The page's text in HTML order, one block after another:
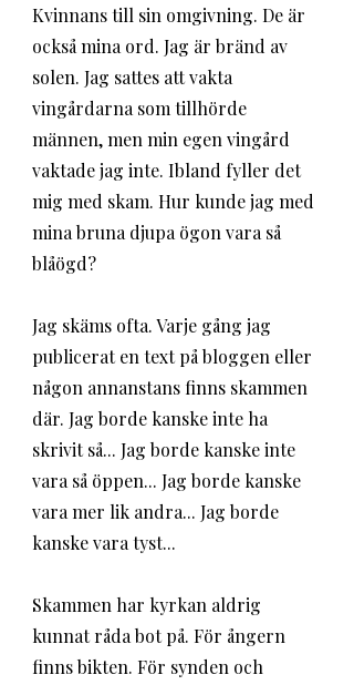
Kvinnans till sin omgivning. De är
också mina ord. Jag är bränd av
solen. Jag sattes att vakta
vingårdarna som tillhörde
männen, men min egen vingård
vaktade jag inte. Ibland fyller det
mig med skam. Hur kunde jag med
mina bruna djupa ögon vara så
blåögd?
Jag skäms ofta. Varje gång jag
publicerat en text på bloggen eller
någon annanstans finns skammen
där. Jag borde kanske inte ha
skrivit så... Jag borde kanske inte
vara så öppen... Jag borde kanske
vara mer lik andra... Jag borde
kanske vara tyst...
Skammen har kyrkan aldrig
kunnat råda bot på. För ångern
finns bikten. För synden och